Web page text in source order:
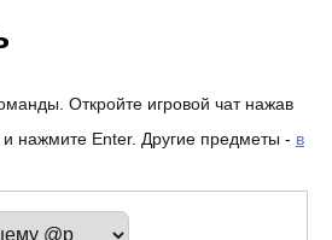
Откройте игровой чат нажав
и нажмите Enter. Другие предметы - в